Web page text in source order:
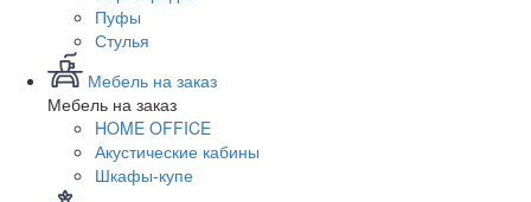
Пуфы
Стулья
Мебель на заказ
Мебель на заказ
HOME OFFICE
Акустические кабины
Шкафы-купе